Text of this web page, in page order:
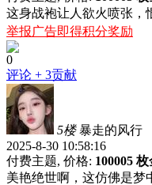
这身战袍让人欲火喷张，
举报广告即得积分奖励
0
评论 + 3贡献
5楼 暴走的风行
2025-8-30 10:58:16
付费主题, 价格: 100005
美艳绝世啊，这仿佛是梦